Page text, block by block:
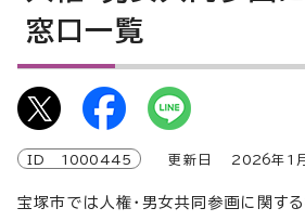
窓口一覧
ID 1000445 更新日 2026年1
宝塚市では人権・男女共同参画に関す